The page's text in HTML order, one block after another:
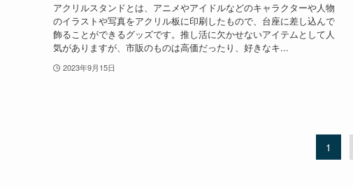
アクリルスタンドとは、アニメやアイドルなどのキャラクターや人物
のイラストや写真をアクリル板に印刷したもので、台座に差し込んで
飾ることができるグッズです。推し活に欠かせないアイテムとして人
気がありますが、市販のものは高価だったり、好きなキ...
2023年9月15日
1